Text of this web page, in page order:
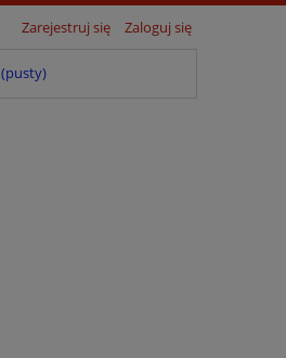
Zarejestruj się Zaloguj się
(pusty)